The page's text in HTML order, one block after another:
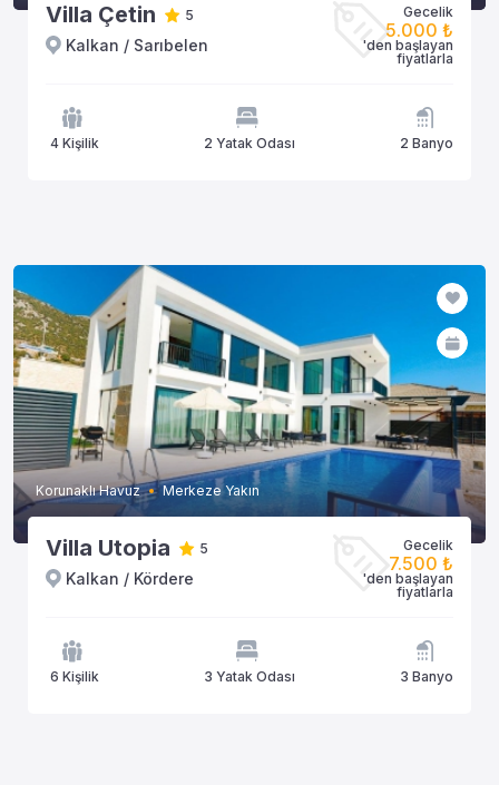
Villa Çetin 5
Kalkan / Sarıbelen
Gecelik
5.000 ₺
'den başlayan
fiyatlarla
4 Kişilik 2 Yatak Odası 2 Banyo
Korunaklı Havuz Merkeze Yakın
Villa Utopia 5
Kalkan / Kördere
Gecelik
7.500 ₺
'den başlayan
fiyatlarla
6 Kişilik 3 Yatak Odası 3 Banyo